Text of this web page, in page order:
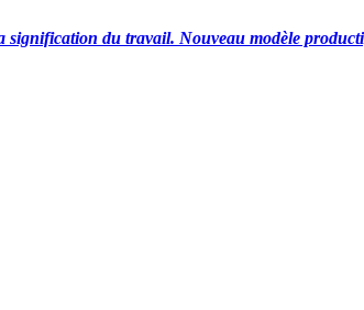
signification du travail. Nouveau modèle